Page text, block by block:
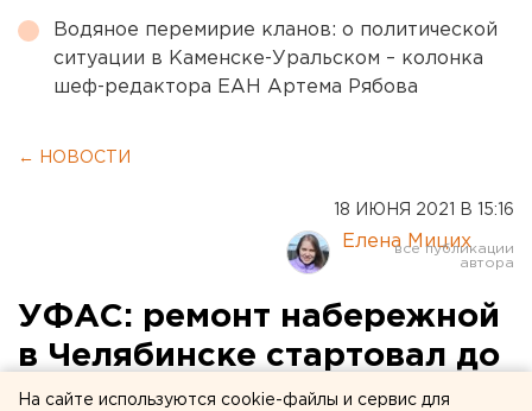
Водяное перемирие кланов: о политической
ситуации в Каменске-Уральском – колонка
шеф-редактора ЕАН Артема Рябова
← НОВОСТИ
18 ИЮНЯ 2021 В 15:16
Елена Мицих
УФАС: ремонт набережной
в Челябинске стартовал до
заключения контракта с
На сайте используются cookie-файлы и сервис для